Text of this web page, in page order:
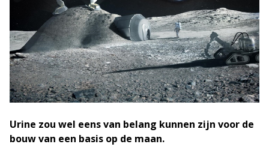
Urine zou wel eens van belang kunnen zijn voor de
bouw van een basis op de maan.